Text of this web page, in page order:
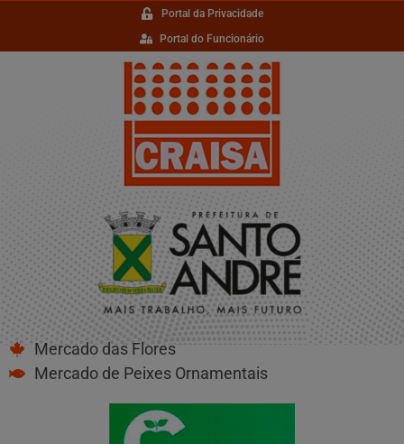
Portal da Privacidade
Portal do Funcionário
Mercado das Flores
Mercado de Peixes Ornamentais